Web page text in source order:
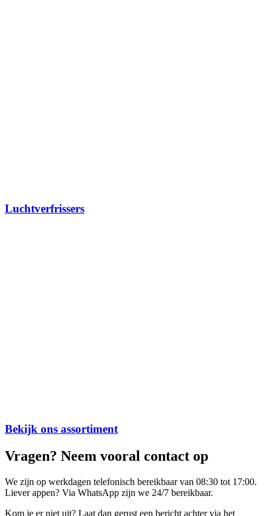
Luchtverfrissers
Bekijk ons assortiment
Vragen? Neem vooral contact op
We zijn op werkdagen telefonisch bereikbaar van 08:30 tot 17:00.
Liever appen? Via WhatsApp zijn we 24/7 bereikbaar.
Kom je er niet uit? Laat dan gerust een bericht achter via het